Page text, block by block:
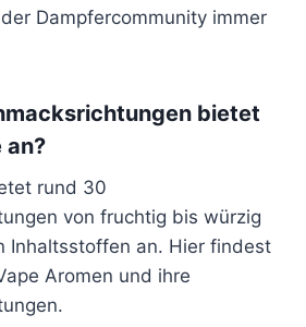
Dampfercommunity immer
bietet
an?
rund 30
von fruchtig bis würzig
Inhaltsstoffen an. Hier findest
Aromen und ihre